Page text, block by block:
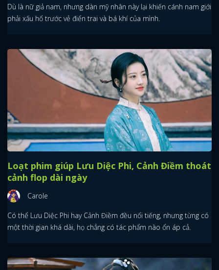
Dù là nữ giả nam, nhưng dàn mỹ nhân này lại khiến cánh nam giới
phải xấu hổ trước vẻ điển trai và bá khí của mình.
Loạt phim giúp Lưu Diệc Phi, Cảnh Điềm thoát
cảnh flop dài ngày
Carole
Có thể Lưu Diệc Phi hay Cảnh Điềm đều nổi tiếng, nhưng từng có
một thời gian khá dài, họ chẳng có tác phẩm nào ổn áp cả.